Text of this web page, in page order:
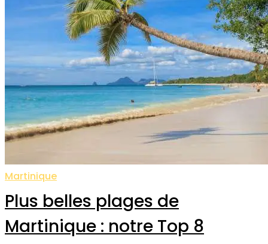
Martinique
Plus belles plages de
Martinique : notre Top 8